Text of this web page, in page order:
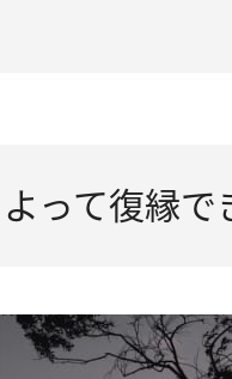
って復縁で